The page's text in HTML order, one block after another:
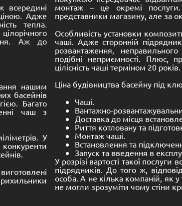
Розмір: 8100 -3800 -1600 mm
Басейн композитний
Мустанг 8 метрів
13,620.00€
посередницької діяльності.
України (типу Розетки).